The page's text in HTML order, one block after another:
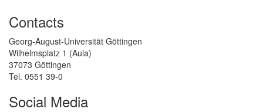
Contacts
Georg-August-Universität Göttingen
Wilhelmsplatz 1 (Aula)
37073 Göttingen
Tel. 0551 39-0
Social Media